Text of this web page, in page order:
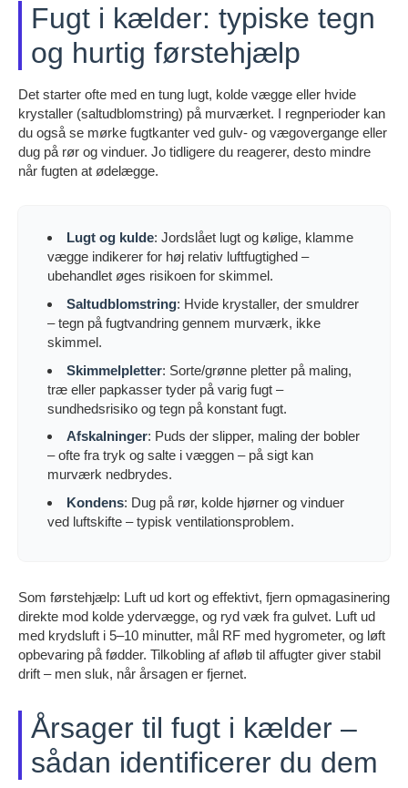
Fugt i kælder: typiske tegn
og hurtig førstehjælp
Det starter ofte med en tung lugt, kolde vægge eller hvide
krystaller (saltudblomstring) på murværket. I regnperioder kan
du også se mørke fugtkanter ved gulv- og vægovergange eller
dug på rør og vinduer. Jo tidligere du reagerer, desto mindre
når fugten at ødelægge.
Lugt og kulde: Jordslået lugt og kølige, klamme
vægge indikerer for høj relativ luftfugtighed –
ubehandlet øges risikoen for skimmel.
Saltudblomstring: Hvide krystaller, der smuldrer
– tegn på fugtvandring gennem murværk, ikke
skimmel.
Skimmelpletter: Sorte/grønne pletter på maling,
træ eller papkasser tyder på varig fugt –
sundhedsrisiko og tegn på konstant fugt.
Afskalninger: Puds der slipper, maling der bobler
– ofte fra tryk og salte i væggen – på sigt kan
murværk nedbrydes.
Kondens: Dug på rør, kolde hjørner og vinduer
ved luftskifte – typisk ventilationsproblem.
Som førstehjælp: Luft ud kort og effektivt, fjern opmagasinering
direkte mod kolde ydervægge, og ryd væk fra gulvet. Luft ud
med krydsluft i 5–10 minutter, mål RF med hygrometer, og løft
opbevaring på fødder. Tilkobling af afløb til affugter giver stabil
drift – men sluk, når årsagen er fjernet.
Årsager til fugt i kælder –
sådan identificerer du dem